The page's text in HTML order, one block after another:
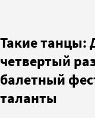
Такие танцы:
четвертый
балетный
таланты